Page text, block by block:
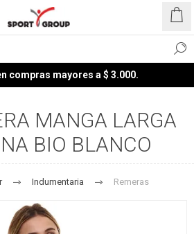
compras mayores a $ 3.000.
MANGA LARGA
BIO BLANCO
Indumentaria Remeras